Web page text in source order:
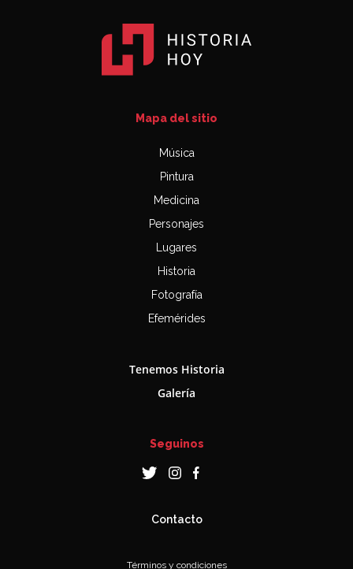
Mapa del sitio
Música
Pintura
Medicina
Personajes
Lugares
Historia
Fotografía
Efemérides
Tenemos Historia
Galería
Seguinos
Contacto
Términos y condiciones